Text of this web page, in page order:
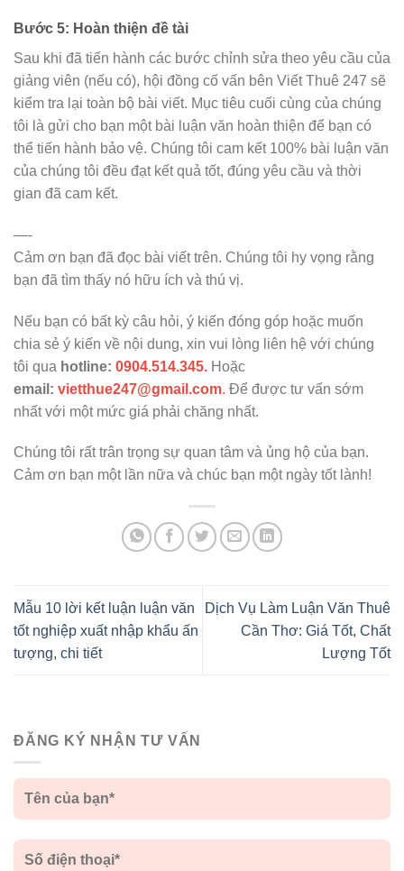
Bước 5: Hoàn thiện đề tài
Sau khi đã tiến hành các bước chỉnh sửa theo yêu cầu của
giảng viên (nếu có), hội đồng cố vấn bên Viết Thuê 247 sẽ
kiểm tra lại toàn bộ bài viết. Mục tiêu cuối cùng của chúng
tôi là gửi cho bạn một bài luận văn hoàn thiện để bạn có
thể tiến hành bảo vệ. Chúng tôi cam kết 100% bài luận văn
của chúng tôi đều đạt kết quả tốt, đúng yêu cầu và thời
gian đã cam kết.
—-
Cảm ơn bạn đã đọc bài viết trên. Chúng tôi hy vọng rằng
bạn đã tìm thấy nó hữu ích và thú vị.
Nếu bạn có bất kỳ câu hỏi, ý kiến đóng góp hoặc muốn
chia sẻ ý kiến về nội dung, xin vui lòng liên hệ với chúng
tôi qua hotline: 0904.514.345. Hoặc
email: vietthue247@gmail.com. Để được tư vấn sớm
nhất với một mức giá phải chăng nhất.
Chúng tôi rất trân trọng sự quan tâm và ủng hộ của bạn.
Cảm ơn bạn một lần nữa và chúc bạn một ngày tốt lành!
Mẫu 10 lời kết luận luận văn
tốt nghiệp xuất nhập khẩu ấn
tượng, chi tiết
Dịch Vụ Làm Luận Văn Thuê
Cần Thơ: Giá Tốt, Chất
Lượng Tốt
ĐĂNG KÝ NHẬN TƯ VẤN